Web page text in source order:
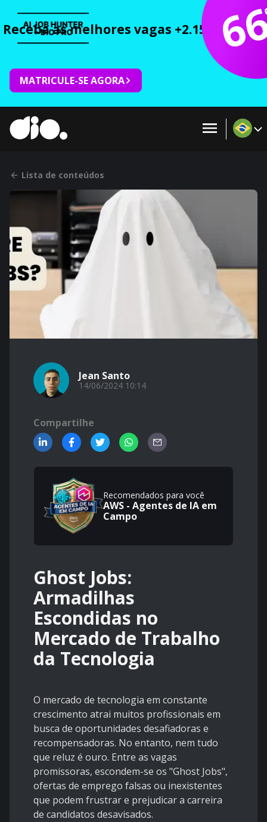
Receba as melhores vagas +2.150 cursos
MATRICULE-SE AGORA
Lista de conteúdos
Jean Santo
14/06/2024 10:14
Compartilhe
Recomendados para você
AWS - Agentes de IA em
Campo
Ghost Jobs:
Armadilhas
Escondidas no
Mercado de Trabalho
da Tecnologia
O mercado de tecnologia em constante
crescimento atrai muitos profissionais em
busca de oportunidades desafiadoras e
recompensadoras. No entanto, nem tudo
que reluz é ouro. Entre as vagas
promissoras, escondem-se os "Ghost Jobs",
ofertas de emprego falsas ou inexistentes
que podem frustrar e prejudicar a carreira
de candidatos desavisados.